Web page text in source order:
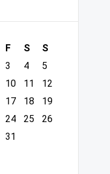
F S
S
3 4
5
10 11
12
17 18
19
24 25
26
31